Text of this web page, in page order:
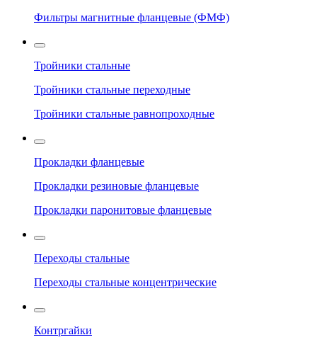
Фильтры магнитные фланцевые (ФМФ)
Тройники стальные
Тройники стальные переходные
Тройники стальные равнопроходные
Прокладки фланцевые
Прокладки резиновые фланцевые
Прокладки паронитовые фланцевые
Переходы стальные
Переходы стальные концентрические
Контргайки